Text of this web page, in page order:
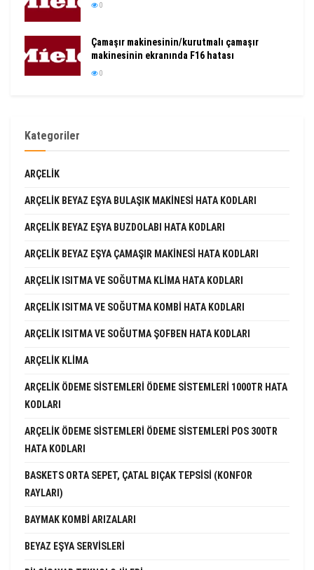
0
Çamaşır makinesinin/kurutmalı çamaşır
makinesinin ekranında F16 hatası
0
Kategoriler
ARÇELIK
ARÇELIK BEYAZ EŞYA BULAŞIK MAKINESI HATA KODLARI
ARÇELIK BEYAZ EŞYA BUZDOLABI HATA KODLARI
ARÇELIK BEYAZ EŞYA ÇAMAŞIR MAKINESI HATA KODLARI
ARÇELIK ISITMA VE SOĞUTMA KLIMA HATA KODLARI
ARÇELIK ISITMA VE SOĞUTMA KOMBI HATA KODLARI
ARÇELIK ISITMA VE SOĞUTMA ŞOFBEN HATA KODLARI
ARÇELIK KLIMA
ARÇELIK ÖDEME SISTEMLERI ÖDEME SISTEMLERI 1000TR HATA
KODLARI
ARÇELIK ÖDEME SISTEMLERI ÖDEME SISTEMLERI POS 300TR
HATA KODLARI
BASKETS ORTA SEPET, ÇATAL BIÇAK TEPSISI (KONFOR
RAYLARI)
BAYMAK KOMBI ARIZALARI
BEYAZ EŞYA SERVISLERI